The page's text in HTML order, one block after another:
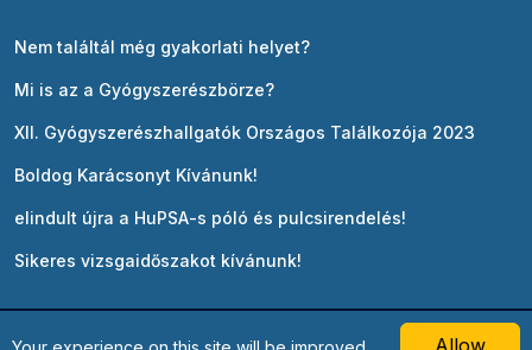
Nem találtál még gyakorlati helyet?
Mi is az a Gyógyszerészbörze?
XII. Gyógyszerészhallgatók Országos Találkozója 2023
Boldog Karácsonyt Kívánunk!
elindult újra a HuPSA-s póló és pulcsirendelés!
Sikeres vizsgaidőszakot kívánunk!
English Allow